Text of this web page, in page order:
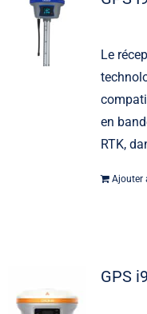
Le
en
RTK,
Ajouter
GPS